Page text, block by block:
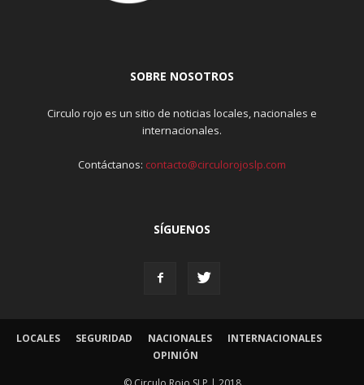
SOBRE NOSOTROS
Circulo rojo es un sitio de noticias locales, nacionales e
internacionales.
Contáctanos: contacto@circulorojoslp.com
SÍGUENOS
LOCALES SEGURIDAD NACIONALES
INTERNACIONALES
OPINIÓN